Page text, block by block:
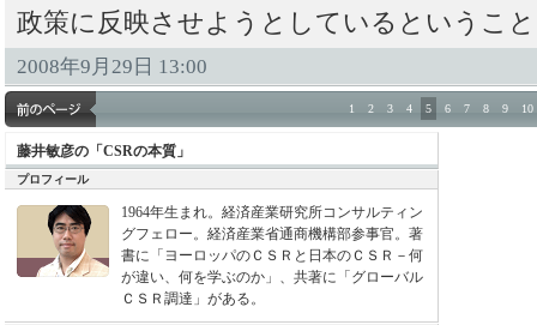
政策に反映させようとしているというこ
2008年9月29日 13:00
1 2 3 4 5 6 7 8 9 10
藤井敏彦の「CSRの本質」
プロフィール
1964年生まれ。経済産業研究所コンサルティン
グフェロー。経済産業省通商機構部参事官。著
書に「ヨーロッパのＣＳＲと日本のＣＳＲ－何
が違い、何を学ぶのか」、共著に「グローバル
ＣＳＲ調達」がある。